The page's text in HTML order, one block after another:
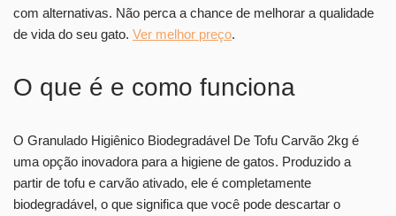
com alternativas. Não perca a chance de melhorar a qualidade
de vida do seu gato. Ver melhor preço.
O que é e como funciona
O Granulado Higiênico Biodegradável De Tofu Carvão 2kg é
uma opção inovadora para a higiene de gatos. Produzido a
partir de tofu e carvão ativado, ele é completamente
biodegradável, o que significa que você pode descartar o